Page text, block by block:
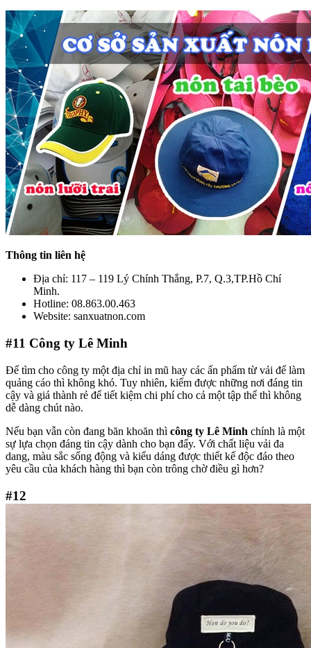
Thông tin liên hệ
Địa chỉ: 117 – 119 Lý Chính Thắng, P.7, Q.3,TP.Hồ Chí
Minh.
Hotline: 08.863.00.463
Website: sanxuatnon.com
#11 Công ty Lê Minh
Để tìm cho công ty một địa chỉ in mũ hay các ấn phẩm từ vải để làm
quảng cáo thì không khó. Tuy nhiên, kiếm được những nơi đáng tin
cậy và giá thành rẻ để tiết kiệm chi phí cho cả một tập thể thì không
dễ dàng chút nào.
Nếu bạn vẫn còn đang băn khoăn thì công ty Lê Minh chính là một
sự lựa chọn đáng tin cậy dành cho bạn đấy. Với chất liệu vải đa
dang, màu sắc sống động và kiểu dáng được thiết kế độc đáo theo
yêu cầu của khách hàng thì bạn còn trông chờ điều gì hơn?
#12